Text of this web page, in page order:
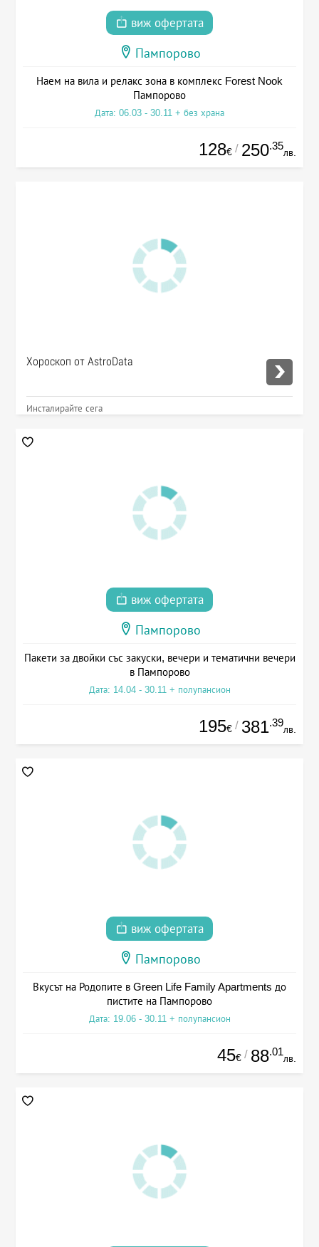
виж офертата
Пампорово
Наем на вила и релакс зона в комплекс Forest Nook
Пампорово
Дата: 06.03 - 30.11 + без храна
128€ / 250.35
лв.
Хороскоп от AstroData
Инсталирайте сега
виж офертата
Пампорово
Пакети за двойки със закуски, вечери и тематични вечери
в Пампорово
Дата: 14.04 - 30.11 + полупансион
195€ / 381.39
лв.
виж офертата
Пампорово
Вкусът на Родопите в Green Life Family Apartments до
пистите на Пампорово
Дата: 19.06 - 30.11 + полупансион
45€ / 88.01
лв.